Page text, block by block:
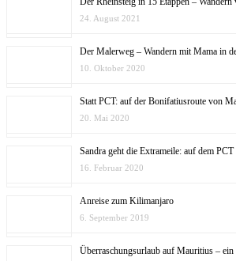
24. August 2021
Der Malerweg – Wandern mit Mama in
10. Oktober 2020
Statt PCT: auf der Bonifatiusroute von
20. Mai 2020
Sandra geht die Extrameile: auf dem
16. Februar 2020
Anreise zum Kilimanjaro
6. September 2019
Überraschungsurlaub auf Mauritius – ein